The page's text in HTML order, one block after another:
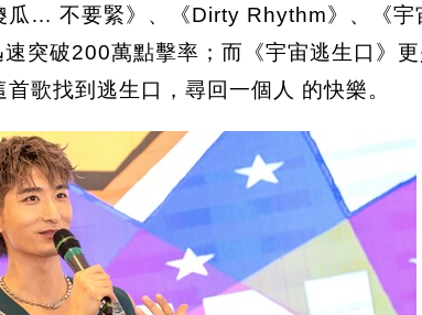
瓜… 不要緊》、《Dirty Rhythm》、《
突破200萬點擊率；而《宇宙逃生口》更
歌找到逃生口，尋回一個人 的快樂。